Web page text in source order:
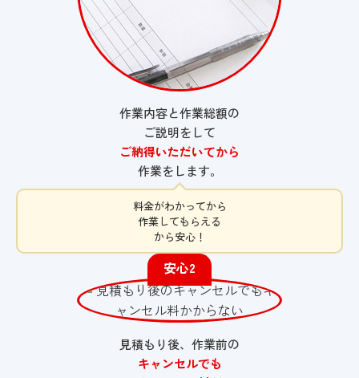
作業内容と作業総額の
ご説明をして
ご納得いただいてから
作業をします。
料金がわかってから
作業してもらえる
から安心！
安心2
見積もり後、作業前の
キャンセルでも